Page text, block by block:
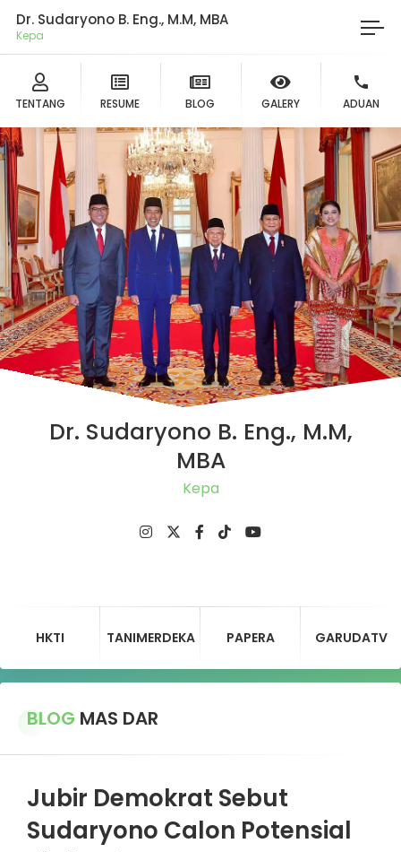
Dr. Sudaryono B. Eng., M.M, MBA
Ketua
TENTANG RESUME BLOG GALERY ADUAN
Dr. Sudaryono B. Eng., M.M,
MBA
Ketua
HKTI TANIMERDEKA PAPERA GARUDATV
BLOG MAS DAR
Jubir Demokrat Sebut
Sudaryono Calon Potensial